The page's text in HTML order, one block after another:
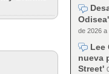
de 2026 a
Lee
nueva
Street'